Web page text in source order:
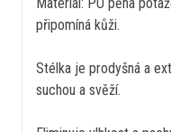
Materiál: PU pěna
připomíná kůži.
Stélka je prodyšná a
suchou a svěží.